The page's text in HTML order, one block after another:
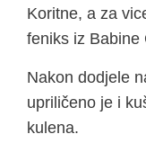
Koritne, a za
feniks iz Babine
Nakon dodjele
upriličeno je i
kulena.